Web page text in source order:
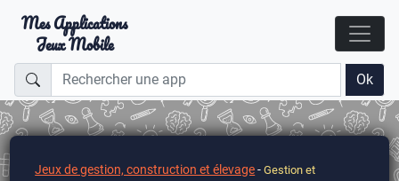
Mes Applications
Jeux Mobile
Ok
Jeux de gestion, construction et élevage-Gestion et